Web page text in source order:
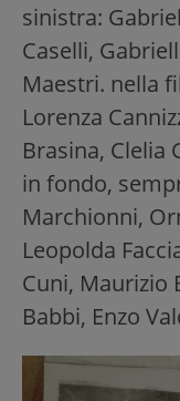
sinistra:
Caselli,
Maestri. nella
Lorenza
Brasina, Clelia
in fondo,
Marchionni,
Leopolda
Cuni, Maurizio
Babbi, Enzo